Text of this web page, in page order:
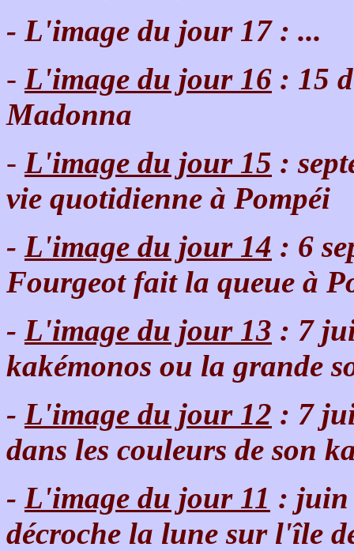
- L'image du jour 17 : ...
- L'image du jour 16 : 15
Madonna
- L'image du jour 15 :
vie quotidienne à Pompéi
- L'image du jour 14 : 6
Fourgeot fait la queue à
- L'image du jour 13 : 7
kakémonos ou la grande
- L'image du jour 12 : 7
dans les couleurs de son
- L'image du jour 11 : juin
décroche la lune sur l'île